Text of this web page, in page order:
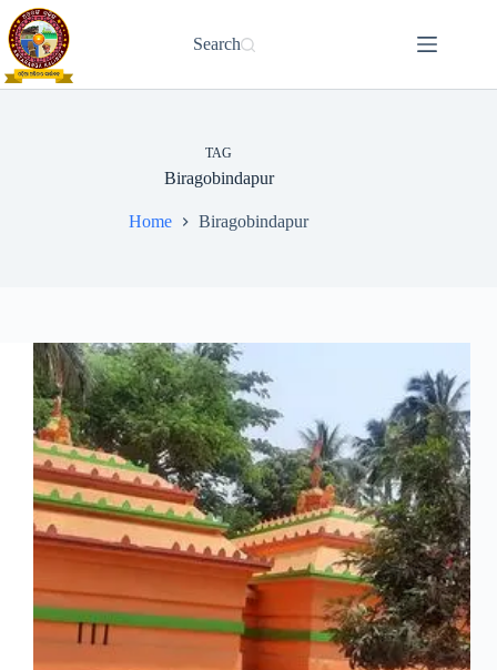
Skip
to
content
Search
TAG
Biragobindapur
Home Biragobindapur